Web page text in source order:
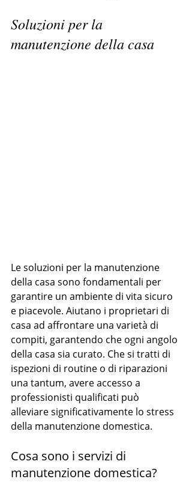
Soluzioni per la
manutenzione della casa
Le soluzioni per la manutenzione
della casa sono fondamentali per
garantire un ambiente di vita sicuro
e piacevole. Aiutano i proprietari di
casa ad affrontare una varietà di
compiti, garantendo che ogni angolo
della casa sia curato. Che si tratti di
ispezioni di routine o di riparazioni
una tantum, avere accesso a
professionisti qualificati può
alleviare significativamente lo stress
della manutenzione domestica.
Cosa sono i servizi di
manutenzione domestica?